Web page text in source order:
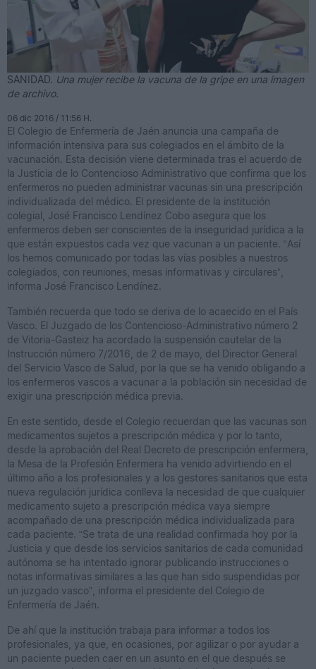
SANIDAD. Una mujer recibe la vacuna de la gripe en una imagen
de archivo.
06 dic 2016 / 11:56 H.
El Colegio de Enfermería de Jaén anuncia una campaña de
información intensiva para sus colegiados en el ámbito de la
vacunación. Esta decisión viene determinada tras el acuerdo de
la Justicia de lo Contencioso Administrativo que confirma que los
enfermeros no pueden administrar vacunas sin una prescripción
individualizada del médico. El presidente de la institución
colegial, José Francisco Lendínez Cobo asegura que los
enfermeros deben ser conscientes de la inseguridad jurídica a la
que están expuestos cada vez que vacunan a un paciente. “Así
los hemos comunicado por todas las vías posibles a nuestros
colegiados, con reuniones, mesas informativas y circulares”,
informa José Francisco Lendínez.
También recuerda que todo se deriva de lo acaecido en el País
Vasco. El Juzgado de los Contencioso-Administrativo número 2
de Vitoria-Gasteiz ha acordado la suspensión cautelar de la
Instrucción número 7/2016, de 2 de mayo, del Director General
del Servicio Vasco de Salud, por la que se ha venido obligando a
los enfermeros vascos a vacunar a la población sin necesidad de
exigir una prescripción médica previa.
En este sentido, desde el Colegio recuerdan que las vacunas son
medicamentos sujetos a prescripción médica y por lo tanto,
desde la aprobación del Real Decreto de prescripción enfermera,
la Mesa de la Profesión Enfermera ha venido advirtiendo en el
último año a los profesionales y a los gestores sanitarios que esta
nueva regulación jurídica conlleva la necesidad de que cualquier
medicamento sujeto a prescripción médica vaya siempre
acompañado de una prescripción médica individualizada para
cada paciente. “Se trata de una realidad confirmada hoy por la
Justicia y que desde los servicios sanitarios de cada comunidad
autónoma se ha intentado ignorar publicando instrucciones o
notas informativas similares a las que han sido suspendidas por
un juzgado vasco”, informa el presidente del Colegio de
Enfermería de Jaén.
De ahí que la institución trabaja para informar a todos los
profesionales, ya que, en ocasiones, por agilizar o por ayudar a
un paciente pueden caer en un asunto en el que después se